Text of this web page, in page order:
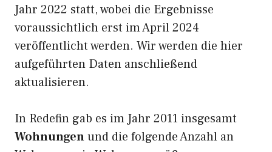
Jahr 2022 statt, wobei die Ergebnisse
voraussichtlich erst im April 2024
veröffentlicht werden. Wir werden die hier
aufgeführten Daten anschließend
aktualisieren.
In Redefin gab es im Jahr 2011 insgesamt
Wohnungenund die folgende Anzahl an